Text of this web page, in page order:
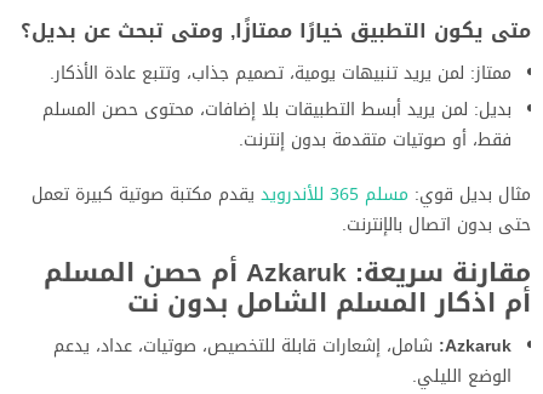
متى يكون التطبيق خيارًا ممتازًا, ومتى تبحث عن بديل؟
ممتاز: لمن يريد تنبيهات يومية، تصميم جذاب، وتتبع عادة الأذكار.
بديل: لمن يريد أبسط التطبيقات بلا إضافات، محتوى حصن المسلم
فقط، أو صوتيات متقدمة بدون إنترنت.
مثال بديل قوي: مسلم 365 للأندرويد
يقدم مكتبة صوتية كبيرة تعمل
حتى بدون اتصال بالإنترنت.
مقارنة سريعة: Azkaruk أم حصن المسلم
أم اذكار المسلم الشامل بدون نت
Azkaruk: شامل، إشعارات قابلة للتخصيص، صوتيات، عداد، يدعم
الوضع الليلي.